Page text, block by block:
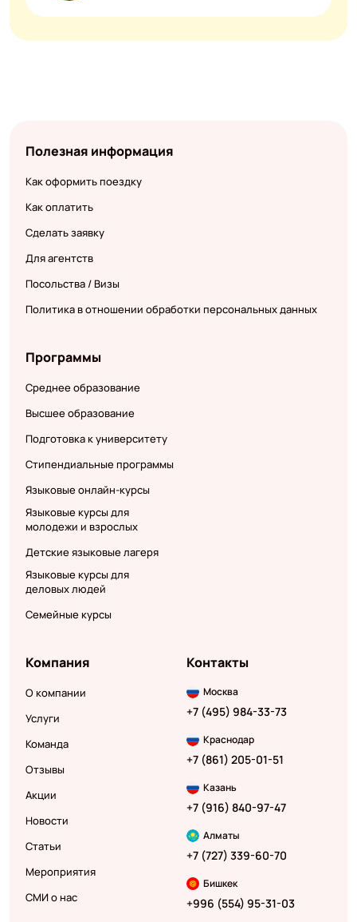
Полезная информация
Как оформить поездку
Как оплатить
Сделать заявку
Для агентств
Посольства / Визы
Политика в отношении обработки персональных данных
Программы
Среднее образование
Высшее образование
Подготовка к университету
Стипендиальные программы
Языковые онлайн-курсы
Языковые курсы для
молодежи и взрослых
Детские языковые лагеря
Языковые курсы для
деловых людей
Семейные курсы
Компания
О компании
Услуги
Команда
Отзывы
Акции
Новости
Статьи
Мероприятия
СМИ о нас
Контакты
Москва
+7 (495) 984-33-73
Краснодар
+7 (861) 205-01-51
Казань
+7 (916) 840-97-47
Алматы
+7 (727) 339-60-70
Бишкек
+996 (554) 95-31-03